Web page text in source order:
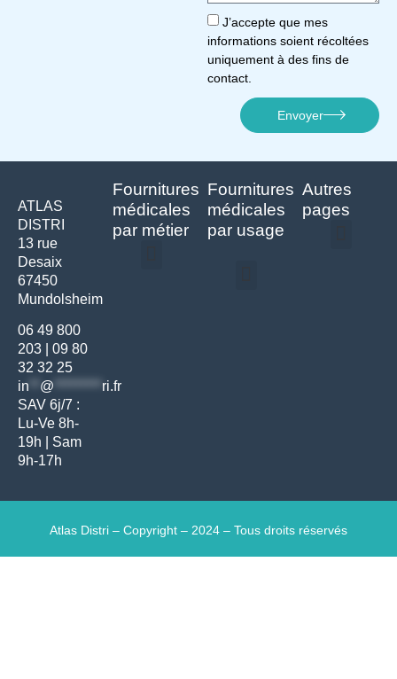
J’accepte que mes
informations soient récoltées
uniquement à des fins de
contact.
Envoyer
ATLAS
DISTRI
13 rue
Desaix
67450
Mundolsheim
06 49 800
203
09 80
32 32 25
in
@ ********* ri.fr
SAV 6j/7 :
Lu-Ve 8h-
19h | Sam
9h-17h
Fournitures
médicales
par métier
Fournitures
médicales
par usage
Autres
pages
Atlas Distri – Copyright – 2024 – Tous droits réservés